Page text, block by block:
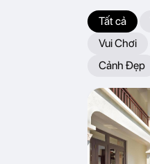
Tất cả
Vui Chơi
Cảnh Đẹp